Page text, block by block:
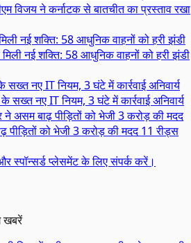
विजय ने कर्नाटक से बातचीत का प्रस्ताव रखा
नई शक्ति: 58 आधुनिक वाहनों को हरी झंडी
नए IT नियम, 3 घंटे में कार्रवाई अनिवार्य
को भेजी 3 करोड़ की मदद 11 रीड्स
स्पॉन्सर्ड प्लेसमेंट के लिए संपर्क करें।
खबरें